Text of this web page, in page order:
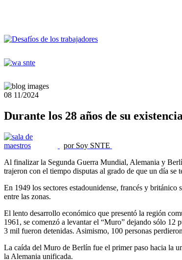
08 11/2024
Durante los 28 años de su
por Soy SNTE
Al finalizar la Segunda Guerra Mundial, Alemania y
trajeron con el tiempo disputas al grado de que un día se
En 1949 los sectores estadounidense, francés y
entre las zonas.
El lento desarrollo económico que presentó la región
1961, se comenzó a levantar el “Muro” dejando sólo 12
3 mil fueron detenidas. Asimismo, 100 personas
La caída del Muro de Berlín fue el primer paso hacia la
la Alemania unificada.